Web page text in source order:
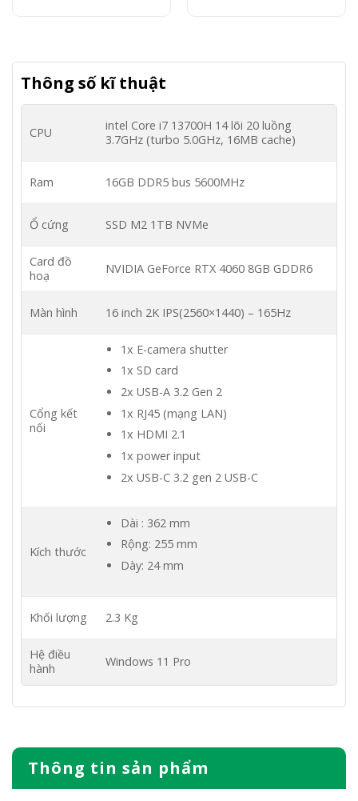
Thông tin sản phẩm
Thông số kĩ thuật
CPU
intel Core i7 13700H 14 lõi 20 luồng
3.7GHz (turbo 5.0GHz, 16MB cache)
Ram 16GB DDR5 bus 5600MHz
Ổ cứng SSD M2 1TB NVMe
Card đồ
hoạ
NVIDIA GeForce RTX 4060 8GB GDDR6
Màn hình 16 inch 2K IPS(2560×1440) – 165Hz
Cổng kết
nối
1x E-camera shutter
1x SD card
2x USB-A 3.2 Gen 2
1x RJ45 (mạng LAN)
1x HDMI 2.1
1x power input
2x USB-C 3.2 gen 2 USB-C
Kích thước
Dài : 362 mm
Rộng: 255 mm
Dày: 24 mm
Khối lượng 2.3 Kg
Hệ điều
hành
Windows 11 Pro